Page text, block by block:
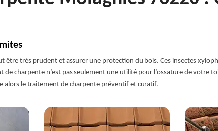
être très prudent et assurer une protection du bois. Ces insectes
charpente n’est pas seulement une utilité pour l’ossature de votre
alors le traitement de charpente préventif et curatif.